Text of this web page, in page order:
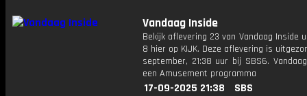
Vandaag Inside
Bekijk aflevering 23 van Vandaag Inside
8 hier op KIJK. Deze aflevering is
september, 21:38 uur bij SBS6.
een Amusement programma
17-09-2025 21:38
SBS